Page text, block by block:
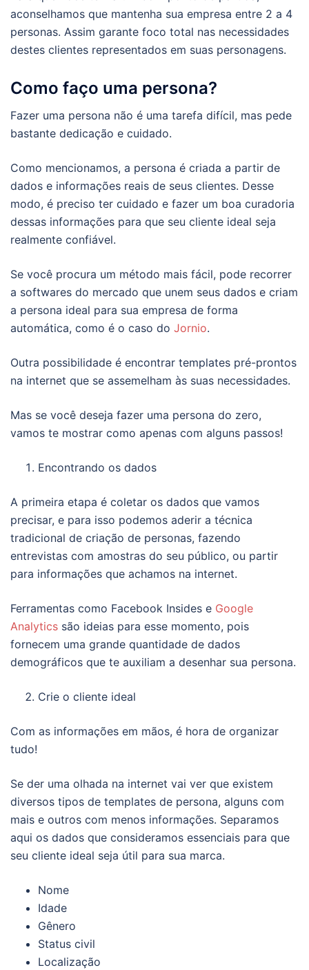
aconselhamos que mantenha sua empresa entre 2 a 4
personas. Assim garante foco total nas necessidades
destes clientes representados em suas personagens.
Como faço uma persona?
Fazer uma persona não é uma tarefa difícil, mas pede
bastante dedicação e cuidado.
Como mencionamos, a persona é criada a partir de
dados e informações reais de seus clientes. Desse
modo, é preciso ter cuidado e fazer um boa curadoria
dessas informações para que seu cliente ideal seja
realmente confiável.
Se você procura um método mais fácil, pode recorrer
a softwares do mercado que unem seus dados e criam
a persona ideal para sua empresa de forma
automática, como é o caso do Jornio.
Outra possibilidade é encontrar templates pré-prontos
na internet que se assemelham às suas necessidades.
Mas se você deseja fazer uma persona do zero,
vamos te mostrar como apenas com alguns passos!
Encontrando os dados
A primeira etapa é coletar os dados que vamos
precisar, e para isso podemos aderir a técnica
tradicional de criação de personas, fazendo
entrevistas com amostras do seu público, ou partir
para informações que achamos na internet.
Ferramentas como Facebook Insides e Google
Analytics são ideias para esse momento, pois
fornecem uma grande quantidade de dados
demográficos que te auxiliam a desenhar sua persona.
Crie o cliente ideal
Com as informações em mãos, é hora de organizar
tudo!
Se der uma olhada na internet vai ver que existem
diversos tipos de templates de persona, alguns com
mais e outros com menos informações. Separamos
aqui os dados que consideramos essenciais para que
seu cliente ideal seja útil para sua marca.
Nome
Idade
Gênero
Status civil
Localização